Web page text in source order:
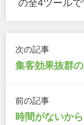
の全4ツールで
次の記事
集客効果抜群
前の記事
時間がないか